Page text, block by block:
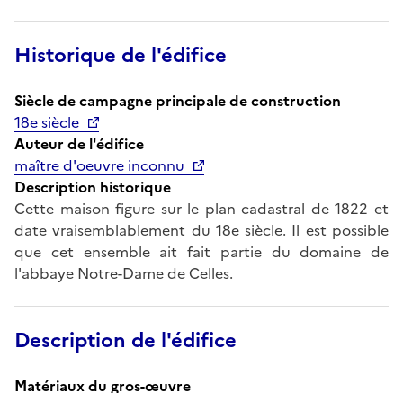
Historique de l'édifice
Siècle de campagne principale de construction
18e siècle
Auteur de l'édifice
maître d'oeuvre inconnu
Description historique
Cette maison figure sur le plan cadastral de 1822 et
date vraisemblablement du 18e siècle. Il est possible
que cet ensemble ait fait partie du domaine de
l'abbaye Notre-Dame de Celles.
Description de l'édifice
Matériaux du gros-œuvre